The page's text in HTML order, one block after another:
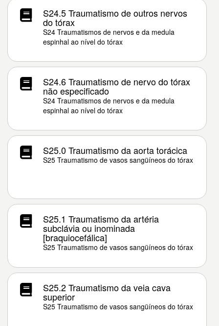
S24.5 Traumatismo de outros nervos
do tórax
S24 Traumatismos de nervos e da medula
espinhal ao nível do tórax
S24.6 Traumatismo de nervo do tórax
não especificado
S24 Traumatismos de nervos e da medula
espinhal ao nível do tórax
S25.0 Traumatismo da aorta torácica
S25 Traumatismo de vasos sangüíneos do tórax
S25.1 Traumatismo da artéria
subclávia ou inominada
[braquiocefálica]
S25 Traumatismo de vasos sangüíneos do tórax
S25.2 Traumatismo da veia cava
superior
S25 Traumatismo de vasos sangüíneos do tórax